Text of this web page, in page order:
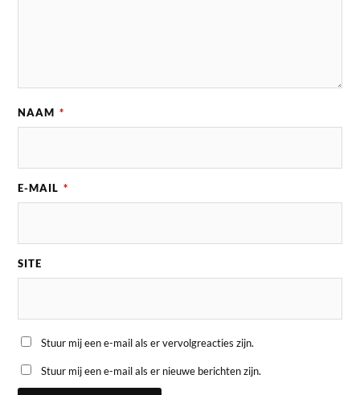
NAAM *
E-MAIL *
SITE
Stuur mij een e-mail als er vervolgreacties zijn.
Stuur mij een e-mail als er nieuwe berichten zijn.